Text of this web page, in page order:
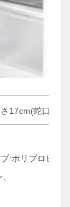
17cm(蛇口、バ
:ポリプロピレ